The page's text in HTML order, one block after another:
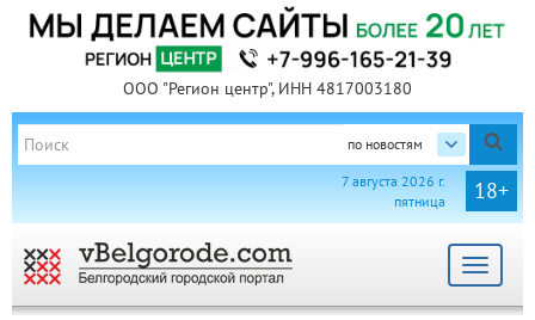
ООО "Регион центр", ИНН 4817003180
по новостям
18+
7 августа 2026 г.
пятница
Toggle